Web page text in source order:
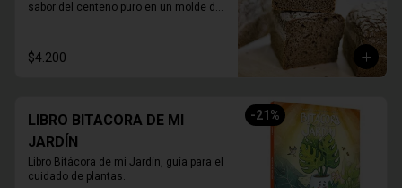
sabor del centeno puro en un molde de
En primavera verano REFRIGERAR
INMEDIATAMENTE.
$4.200
-21 %
LIBRO BITACORA DE MI
JARDÍN
Libro Bitácora de mi Jardín, guía para el
cuidado de plantas.